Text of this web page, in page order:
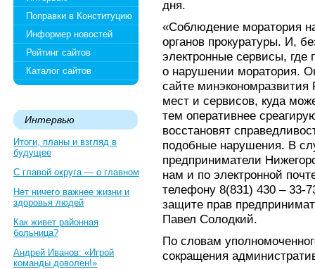
Поправки в Конституцию
Информер новостей
Рейтинг сайтов
Каталог сайтов
Интервью
Итоги, планы и взгляд в
будущее
С главой округа — о главном
Нет ничего важнее жизни и
здоровья людей
Как живет районная
больница?
Андрей Иванов: «Игрой
команды доволен!»
дня.
«Соблюдение моратория
органов прокуратуры. И,
электронные сервисы,
о нарушении моратория.
сайте
мест и сервисов, куда
тем оперативнее
восстановят
подобные нарушения. В
предприниматели
нам и по электронной
телефону 8(831) 430 – 33-
защите прав
Павел Солодкий.
По словам
сокращения